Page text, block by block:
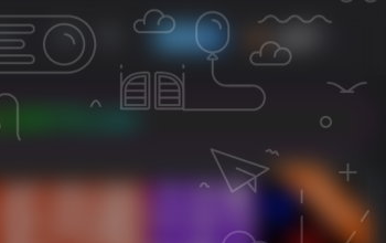
发布 开通会员
立即入驻